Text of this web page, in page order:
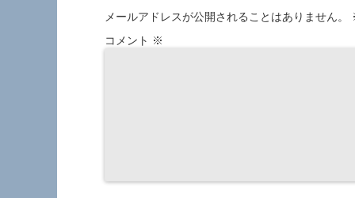
メールアドレスが公開されることはありません。
コメント ※